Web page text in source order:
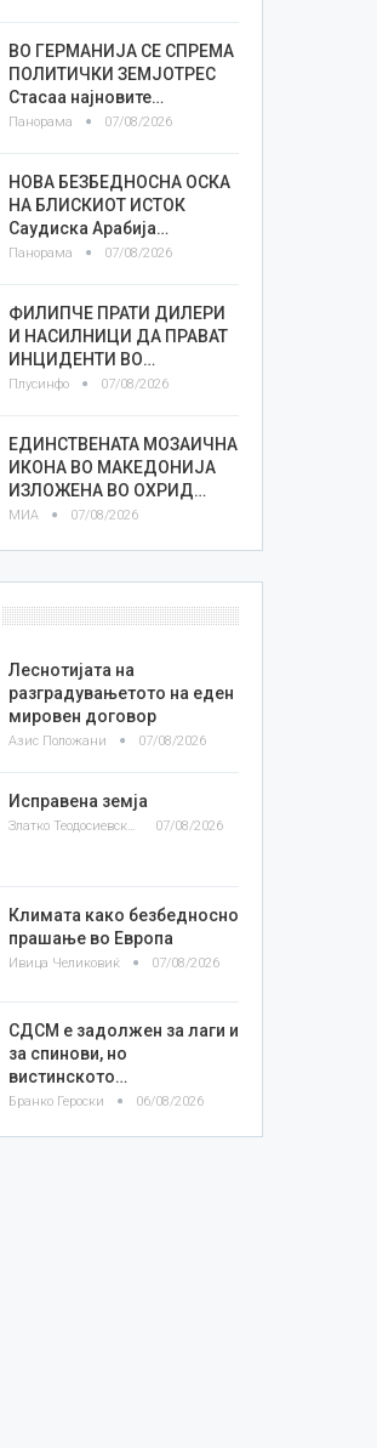
ВО ГЕРМАНИЈА СЕ СПРЕМА
ПОЛИТИЧКИ ЗЕМЈОТРЕС
Стасаа најновите…
Панорама 07/08/2026
НОВА БЕЗБЕДНОСНА ОСКА
НА БЛИСКИОТ ИСТОК
Саудиска Арабија…
Панорама 07/08/2026
ФИЛИПЧЕ ПРАТИ ДИЛЕРИ
И НАСИЛНИЦИ ДА ПРАВАТ
ИНЦИДЕНТИ ВО…
Плусинфо 07/08/2026
ЕДИНСТВЕНАТА МОЗАИЧНА
ИКОНА ВО МАКЕДОНИЈА
ИЗЛОЖЕНА ВО ОХРИД…
МИА 07/08/2026
Леснотијата на
разградувањетото на еден
мировен договор
Азис Положани 07/08/2026
Исправена земја
Златко Теодосиевски 07/08/2026
Климата како безбедносно
прашање во Европа
Ивица Челиковиќ 07/08/2026
СДСМ е задолжен за лаги и
за спинови, но
вистинското…
Бранко Героски 06/08/2026